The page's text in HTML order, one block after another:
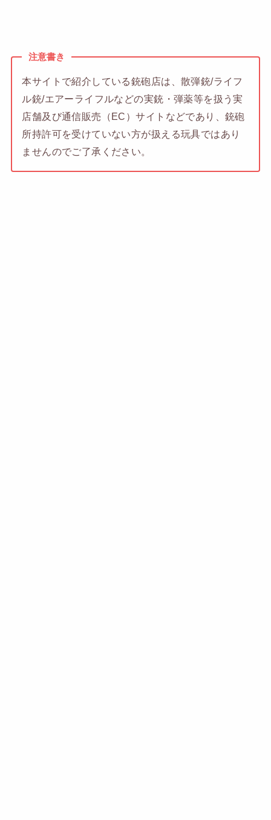
注意書き
本サイトで紹介している銃砲店は、散弾銃/ライフ
ル銃/エアーライフルなどの実銃・弾薬等を扱う実
店舗及び通信販売（EC）サイトなどであり、銃砲
所持許可を受けていない方が扱える玩具ではあり
ませんのでご了承ください。